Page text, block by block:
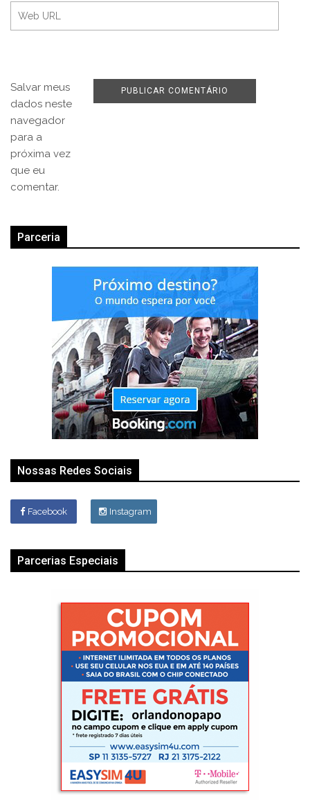
Salvar meus
dados neste
navegador
para a
próxima vez
que eu
comentar.
Parceria
Nossas Redes Sociais
Facebook Instagram
Parcerias Especiais